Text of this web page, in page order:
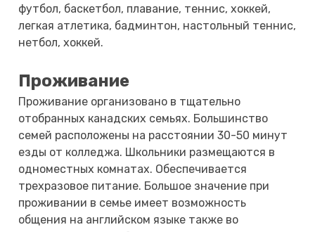
футбол, баскетбол, плавание, теннис, хоккей,
легкая атлетика, бадминтон, настольный теннис,
нетбол, хоккей.
Проживание
Проживание организовано в тщательно
отобранных канадских семьях. Большинство
семей расположены на расстоянии 30-50 минут
езды от колледжа. Школьники размещаются в
одноместных комнатах. Обеcпечивается
трехразовое питание. Большое значение при
проживании в семье имеет возможность
общения на английском языке также во